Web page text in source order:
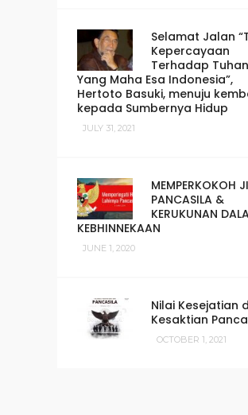
Selamat Jalan
Kepercayaan
Terhadap Tuhan
Yang Maha Esa Indonesia”,
Hertoto Basuki, menuju
kepada Sumbernya Hidup
JULY 31, 2021
MEMPERKOKOH
PANCASILA &
KERUKUNAN
KEBHINNEKAAN
JUNE 1, 2020
Nilai Kesejatian
Kesaktian
OCTOBER 1, 2021